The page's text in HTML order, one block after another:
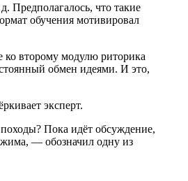
Предполагалось, что такие
обучения мотивировал
второму модулю риторика
обмен идеями. И это,
эксперт.
Пока идёт обсуждение,
— обозначил одну из